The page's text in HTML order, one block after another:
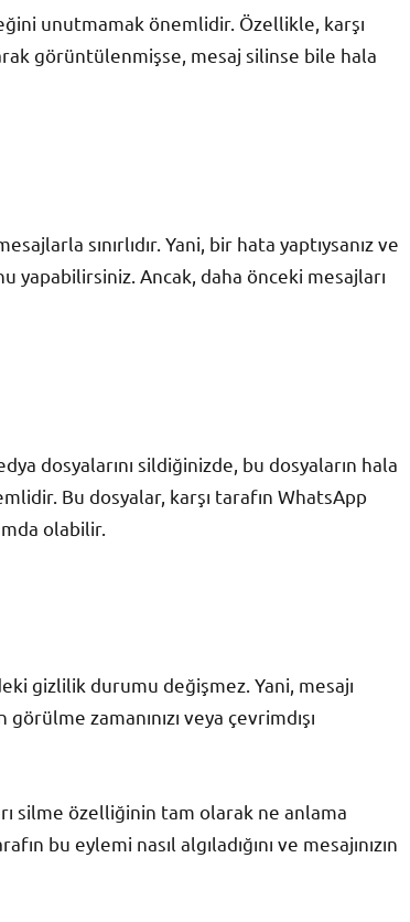
unutmamak önemlidir. Özellikle, karşı
görüntülenmişse, mesaj silinse bile hala
sınırlıdır. Yani, bir hata yaptıysanız ve
yapabilirsiniz. Ancak, daha önceki mesajları
dosyalarını sildiğinizde, bu dosyaların hala
Bu dosyalar, karşı tarafın WhatsApp
olabilir.
gizlilik durumu değişmez. Yani, mesajı
zamanınızı veya çevrimdışı
silme özelliğinin tam olarak ne anlama
bu eylemi nasıl algıladığını ve mesajınızın